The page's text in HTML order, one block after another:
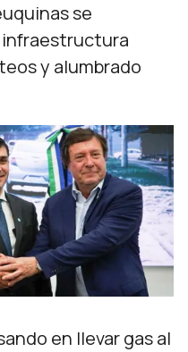
se
infraestructura
y alumbrado
en llevar gas al